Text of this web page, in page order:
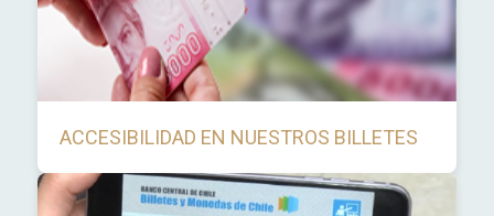
ACCESIBILIDAD EN NUESTROS BILLETES